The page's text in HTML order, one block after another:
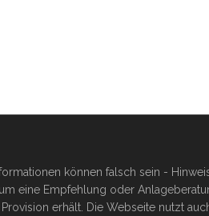
können falsch sein -
eine Empfehlung oder
Provision erhält. Die Webseite nutzt